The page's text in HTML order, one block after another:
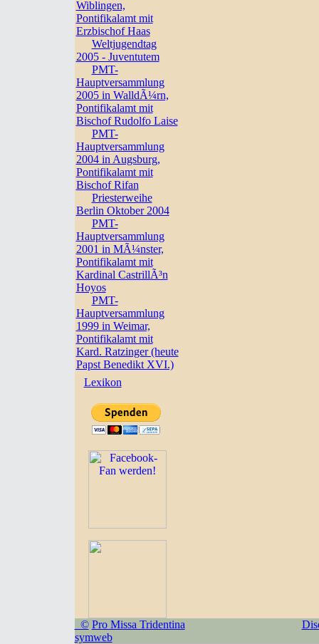
Wiblingen,
Pontifikalamt mit
Erzbischof Haas
Weltjugendtag
2005 - Juventutem
PMT-
Hauptversammlung
2005 in WalldÃ¼rn,
Pontifikalamt mit
Bischof Rudolfo Laise
PMT-
Hauptversammlung
2004 in Augsburg,
Pontifikalamt mit
Bischof Rifan
Priesterweihe
Berlin Oktober 2004
PMT-
Hauptversammlung
2001 in MÃ¼nster,
Pontifikalamt mit
Kardinal CastrillÃ³n
Hoyos
PMT-
Hauptversammlung
1999 in Weimar,
Pontifikalamt mit
Kard. Ratzinger (heute
Papst Benedikt XVI.)
Lexikon
© Pro Missa Tridentina
symweb